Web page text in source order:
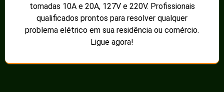
tomadas 10A e 20A, 127V e 220V. Profissionais
qualificados prontos para resolver qualquer
problema elétrico em sua residência ou comércio.
Ligue agora!